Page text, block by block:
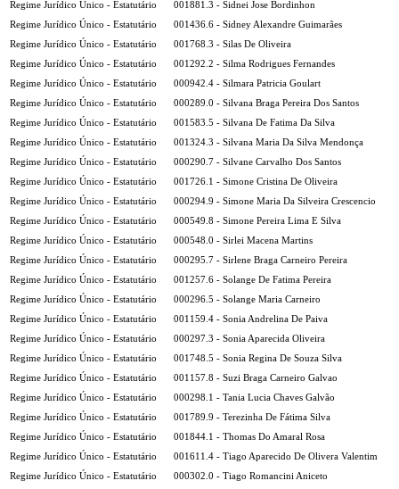
Regime Jurídico Único - Estatutário
001881.3 - Sidnei Jose Bordinhon
Regime Jurídico Único - Estatutário
001436.6 - Sidney Alexandre Guimarães
Regime Jurídico Único - Estatutário
001768.3 - Silas De Oliveira
Regime Jurídico Único - Estatutário
001292.2 - Silma Rodrigues Fernandes
Regime Jurídico Único - Estatutário
000942.4 - Silmara Patricia Goulart
Regime Jurídico Único - Estatutário
000289.0 - Silvana Braga Pereira Dos Santos
Regime Jurídico Único - Estatutário
001583.5 - Silvana De Fatima Da Silva
Regime Jurídico Único - Estatutário
001324.3 - Silvana Maria Da Silva Mendonça
Regime Jurídico Único - Estatutário
000290.7 - Silvane Carvalho Dos Santos
Regime Jurídico Único - Estatutário
001726.1 - Simone Cristina De Oliveira
Regime Jurídico Único - Estatutário
000294.9 - Simone Maria Da Silveira Crescencio
Regime Jurídico Único - Estatutário
000549.8 - Simone Pereira Lima E Silva
Regime Jurídico Único - Estatutário
000548.0 - Sirlei Macena Martins
Regime Jurídico Único - Estatutário
000295.7 - Sirlene Braga Carneiro Pereira
Regime Jurídico Único - Estatutário
001257.6 - Solange De Fatima Pereira
Regime Jurídico Único - Estatutário
000296.5 - Solange Maria Carneiro
Regime Jurídico Único - Estatutário
001159.4 - Sonia Andrelina De Paiva
Regime Jurídico Único - Estatutário
000297.3 - Sonia Aparecida Oliveira
Regime Jurídico Único - Estatutário
001748.5 - Sonia Regina De Souza Silva
Regime Jurídico Único - Estatutário
001157.8 - Suzi Braga Carneiro Galvao
Regime Jurídico Único - Estatutário
000298.1 - Tania Lucia Chaves Galvão
Regime Jurídico Único - Estatutário
001789.9 - Terezinha De Fátima Silva
Regime Jurídico Único - Estatutário
001844.1 - Thomas Do Amaral Rosa
Regime Jurídico Único - Estatutário
001611.4 - Tiago Aparecido De Olivera Valentim
Regime Jurídico Único - Estatutário
000302.0 - Tiago Romancini Aniceto